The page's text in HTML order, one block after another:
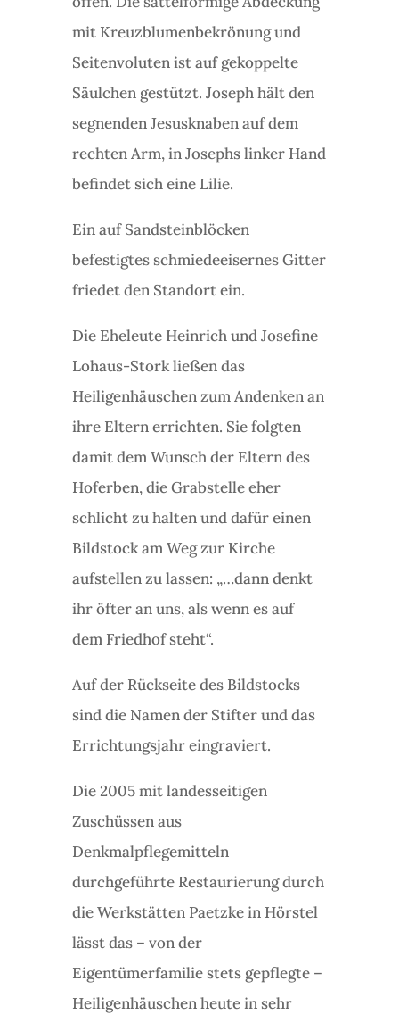
mit Kreuzblumenbekrönung und
Seitenvoluten ist auf gekoppelte
Säulchen gestützt. Joseph hält den
segnenden Jesusknaben auf dem
rechten Arm, in Josephs linker Hand
befindet sich eine Lilie.
Ein auf Sandsteinblöcken
befestigtes schmiedeeisernes Gitter
friedet den Standort ein.
Die Eheleute Heinrich und Josefine
Lohaus-Stork ließen das
Heiligenhäuschen zum Andenken an
ihre Eltern errichten. Sie folgten
damit dem Wunsch der Eltern des
Hoferben, die Grabstelle eher
schlicht zu halten und dafür einen
Bildstock am Weg zur Kirche
aufstellen zu lassen: „…dann denkt
ihr öfter an uns, als wenn es auf
dem Friedhof steht“.
Auf der Rückseite des Bildstocks
sind die Namen der Stifter und das
Errichtungsjahr eingraviert.
Die 2005 mit landesseitigen
Zuschüssen aus
Denkmalpflegemitteln
durchgeführte Restaurierung durch
die Werkstätten Paetzke in Hörstel
lässt das – von der
Eigentümerfamilie stets gepflegte –
Heiligenhäuschen heute in sehr